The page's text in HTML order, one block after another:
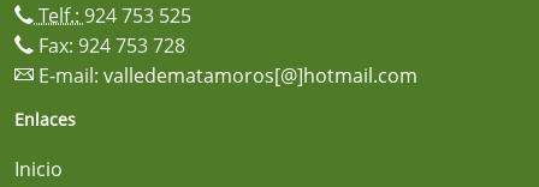
Telf.: 924 753 525
Fax: 924 753 728
E-mail: valledematamoros[@]hotmail.com
Enlaces
Inicio